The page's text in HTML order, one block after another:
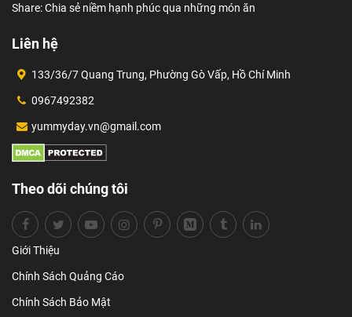
Share: Chia sẻ niềm hạnh phúc qua những món ăn
Liên hệ
133/36/7 Quang Trung, Phường Gò Vấp, Hồ Chí Minh
0967492382
yummyday.vn@gmail.com
Theo dõi chúng tôi
Giới Thiệu
Chính Sách Quảng Cáo
Chính Sách Bảo Mật